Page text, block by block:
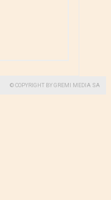
© COPYRIGHT BY GREMI MEDIA SA